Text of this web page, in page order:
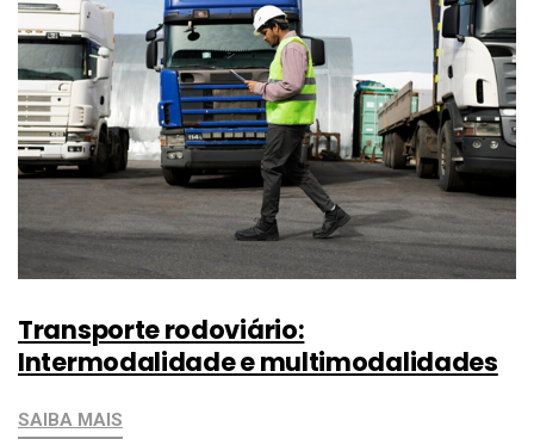
Transporte rodoviário:
Intermodalidade e multimodalidades
SAIBA MAIS